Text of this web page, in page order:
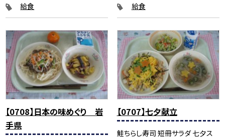
給食
給食
【0708】日本の味めぐり 岩
手県
【0707】七夕献立
鮭ちらし寿司 短冊サラダ 七夕ス